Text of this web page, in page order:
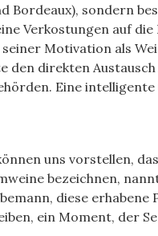
Bordeaux), sondern
Verkostungen auf die
Motivation als
direkten
Eine
uns vorstellen,
bezeichnen,
diese erhabene
ein Moment, der